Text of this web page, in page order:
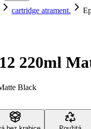
cartridge atrament.
220ml
Black